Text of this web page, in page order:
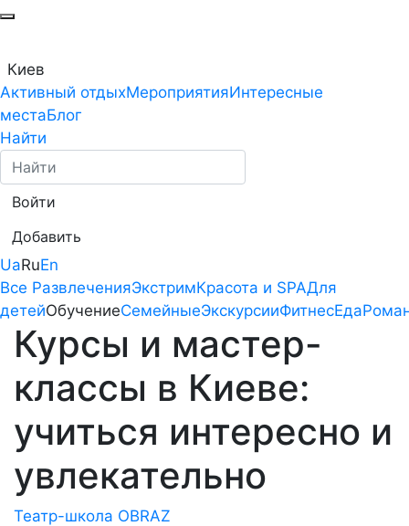
Киев
Активный отдыхМероприятияИнтересные
местаБлог
Найти
Войти
Добавить
UaRuEn
Все РазвлеченияЭкстримКрасота и SPAДля
детейОбучениеСемейныеЭкскурсииФитнесЕда
Курсы и мастер-
классы в Киеве:
учиться интересно и
увлекательно
Театр-школа OBRAZ